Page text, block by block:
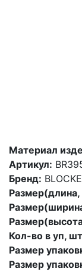
Материал
Артикул:
Бренд:
Кол-во в уп,
Размер
Размер